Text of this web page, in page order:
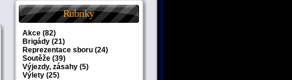
Rubriky
Akce (82)
Brigády (21)
Reprezentace sboru (24)
Soutěže (39)
Výjezdy, zásahy (5)
Výlety (25)